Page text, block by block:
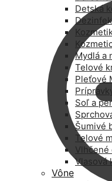
Detská
Mydlá a
Telové
Pleťové
Soľ a
Šumivé
Telové
Vlhčené
Vlasová
Vône